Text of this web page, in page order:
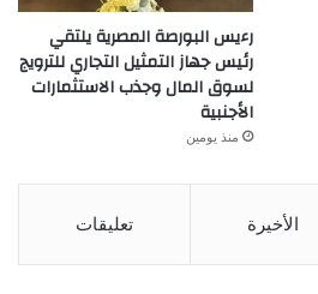
رءيس البورصة المصرية يلتقي
رئيس جهاز التمثيل التجاري للترويج
لسوق المال وجذب الاستثمارات
الأجنبية
منذ يومين
الأخيرة تعليقات